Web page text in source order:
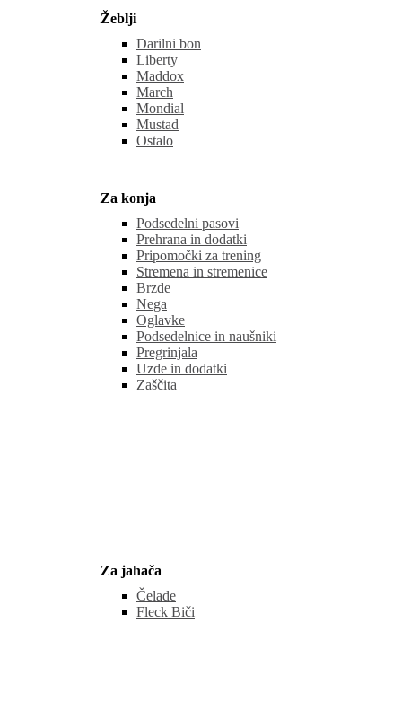
Žeblji
Darilni bon
Liberty
Maddox
March
Mondial
Mustad
Ostalo
Za konja
Podsedelni pasovi
Prehrana in dodatki
Pripomočki za trening
Stremena in stremenice
Brzde
Nega
Oglavke
Podsedelnice in naušniki
Pregrinjala
Uzde in dodatki
Zaščita
Za jahača
Čelade
Fleck Biči